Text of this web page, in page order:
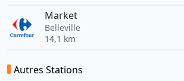
Market
Belleville
14,1 km
Autres Stations